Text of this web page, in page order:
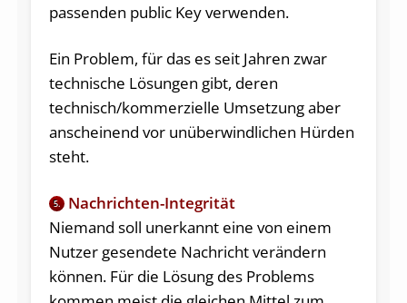
passenden public Key verwenden.
Ein Problem, für das es seit Jahren zwar
technische Lösungen gibt, deren
technisch/kommerzielle Umsetzung aber
anscheinend vor unüberwindlichen Hürden
steht.
5.
Nachrichten-Integrität
Niemand soll unerkannt eine von einem
Nutzer gesendete Nachricht verändern
können. Für die Lösung des Problems